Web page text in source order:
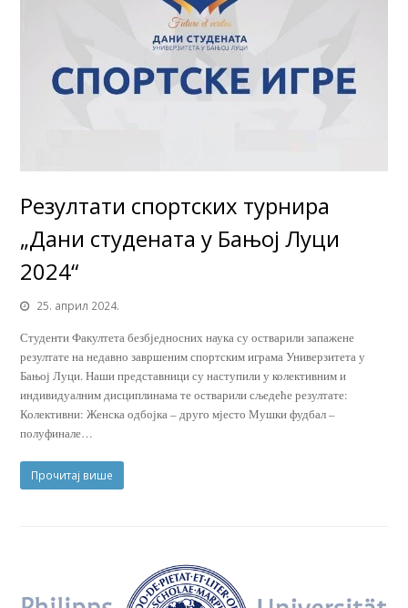
Резултати спортских турнира
„Дани студената у Бањој Луци
2024“
25. април 2024.
Студенти Факултета безбједносних наука су остварили запажене
резултате на недавно завршеним спортским играма Универзитета у
Бањој Луци. Наши представници су наступили у колективним и
индивидуалним дисциплинама те остварили сљедеће резултате:
Колективни: Женска одбојка – друго мјесто Мушки фудбал –
полуфинале…
Прочитај више